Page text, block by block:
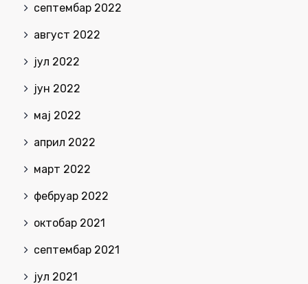
септембар 2022
август 2022
јул 2022
јун 2022
мај 2022
април 2022
март 2022
фебруар 2022
октобар 2021
септембар 2021
јул 2021